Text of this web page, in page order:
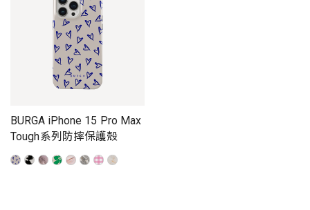
BURGA iPhone 15 Pro Max
Tough系列防摔保護殼